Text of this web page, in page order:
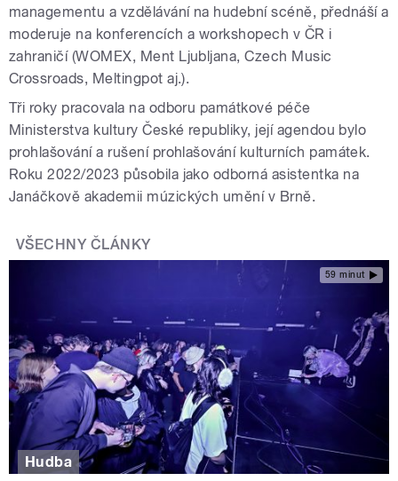
managementu a vzdělávání na hudební scéně, přednáší a
moderuje na konferencích a workshopech v ČR i
zahraničí (WOMEX, Ment Ljubljana, Czech Music
Crossroads, Meltingpot aj.).
Tři roky pracovala na odboru památkové péče
Ministerstva kultury České republiky, její agendou bylo
prohlašování a rušení prohlašování kulturních památek.
Roku 2022/2023 působila jako odborná asistentka na
Janáčkově akademii múzických umění v Brně.
VŠECHNY ČLÁNKY
59 minut
Hudba